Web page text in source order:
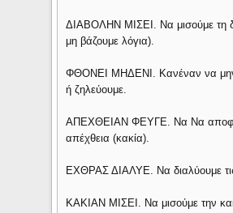
ΔΙΑΒΟΛΗΝ ΜΙΣEI. Να μισούμε τη
μη βάζουμε λόγια).
ΦΘΟΝΕΙ ΜΗΔΕΝΙ. Κανέναν να
ή ζηλεύουμε.
ΑΠΕΧΘΕΙΑΝ ΦΕΥΓΕ. Να Να
απέχθεια (κακία).
ΕΧΘΡΑΣ ΔΙΑΛΥΕ. Να διαλύουμε
ΚΑΚΙΑΝ ΜΙΣΕΙ. Να μισούμε την